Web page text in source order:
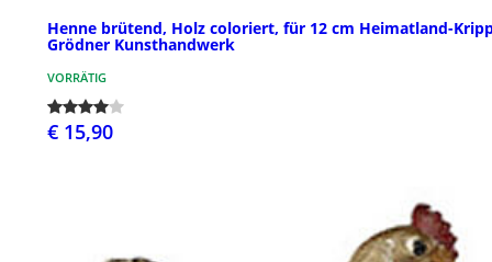
Henne brütend, Holz coloriert, für 12 cm Heimatland-
Grödner Kunsthandwerk
VORRÄTIG
€ 15,90